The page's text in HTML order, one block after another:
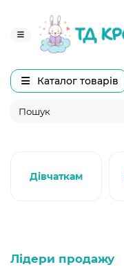
Каталог товарів
Дівчаткам
Лідери продажу